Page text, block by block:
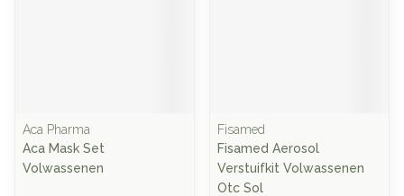
Aca Pharma
Aca Mask Set
Volwassenen
Fisamed
Fisamed Aerosol
Verstuifkit Volwassenen
Otc Sol